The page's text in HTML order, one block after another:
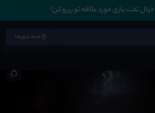
خیال تخت بازی مورد علاقه تو رزرو کن!
همه شهرها